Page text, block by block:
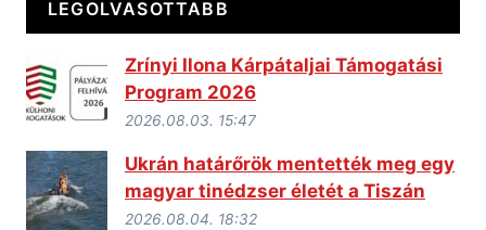
LEGOLVASOTTABB
Zrínyi Ilona Kárpátaljai Támogatási
Program 2026
2026.08.03. 15:47
Ukrán határőrök mentették meg egy
magyar tinédzser életét a Tiszán
2026.08.04. 18:32